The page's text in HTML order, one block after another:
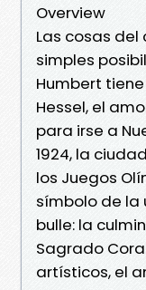
Overview
Las cosas del
simples
Humbert
Hessel, el
para irse a
1924, la
los Juegos
símbolo de la
bulle: la
Sagrado
artísticos, el